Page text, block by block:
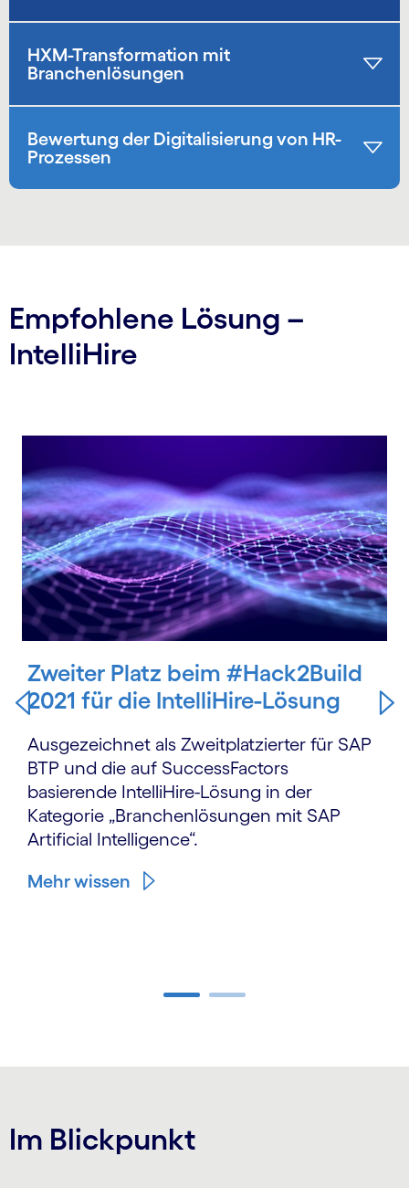
HXM-Transformation mit
Branchenlösungen
Bewertung der Digitalisierung von HR-
Prozessen
Empfohlene Lösung –
IntelliHire
Zweiter Platz beim #Hack2Build
2021 für die IntelliHire-Lösung
Ausgezeichnet als Zweitplatzierter für SAP
BTP und die auf SuccessFactors
basierende IntelliHire-Lösung in der
Kategorie „Branchenlösungen mit SAP
Artificial Intelligence“.
Mehr wissen
Im Blickpunkt